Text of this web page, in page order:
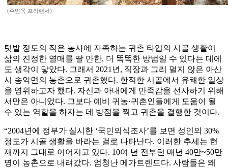
(주민욱 프리랜서)
텃밭 정도의 작은 농사에 자족하는 귀촌 타입의 시골 생활이
삶의 진정한 열매를 딸 만한, 더 똑똑한 방법일 수 있다는 데에
도 생각이 닿았다. 그래서 2021년, 직장과 그리 멀지 않은 아산
시 송악면의 농촌으로 귀촌했다. 한적한 시골에서 유쾌한 일상
을 영위하고자 했다. 자신과 아내에게 만족감을 선사하기 위해
서만은 아니었다. 그보다 예비 귀농·귀촌인들에게 도움이 될
수 있는 역할을 하자는 데 방점을 찍고 귀촌을 결행한 것이다.
“2004년에 정부가 실시한 ‘국민의식조사’를 보면 성인의 30%
정도가 시골 생활을 바라는 걸로 나타난다. 이러한 추세는 현
재까지 그대로 이어지고 있다. 10여 년 전부턴 매년 40만~50만
명이 농촌으로 내려갔다. 엄청난 메가트렌드다. 사람들은 왜